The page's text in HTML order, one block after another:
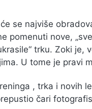
se najviše
pomenuti nove,
trku. Zoki je,
U tome je pravi
, trka i novih
čari